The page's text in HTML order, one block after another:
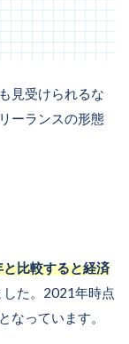
見受けられるな
ーランスの形態
比較すると経済
した。2021年時点
なっています。